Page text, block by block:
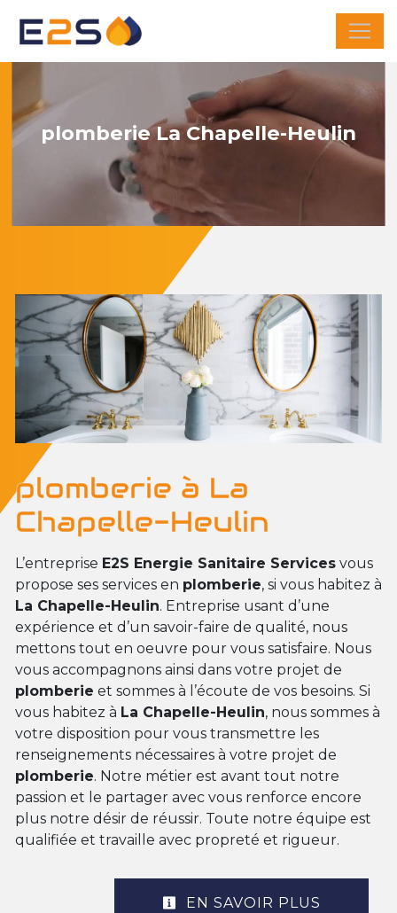
plomberie La Chapelle-Heulin
plomberie à La
Chapelle-Heulin
L’entreprise E2S Energie Sanitaire Services vous
propose ses services en plomberie, si vous habitez à
La Chapelle-Heulin. Entreprise usant d’une
expérience et d’un savoir-faire de qualité, nous
mettons tout en oeuvre pour vous satisfaire. Nous
vous accompagnons ainsi dans votre projet de
plomberie et sommes à l’écoute de vos besoins. Si
vous habitez à La Chapelle-Heulin, nous sommes à
votre disposition pour vous transmettre les
renseignements nécessaires à votre projet de
plomberie. Notre métier est avant tout notre
passion et le partager avec vous renforce encore
plus notre désir de réussir. Toute notre équipe est
qualifiée et travaille avec propreté et rigueur.
EN SAVOIR PLUS